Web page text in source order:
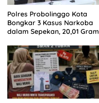
Polres Probolinggo Kota
Bongkar 3 Kasus Narkoba
dalam Sepekan, 20,01 Gram